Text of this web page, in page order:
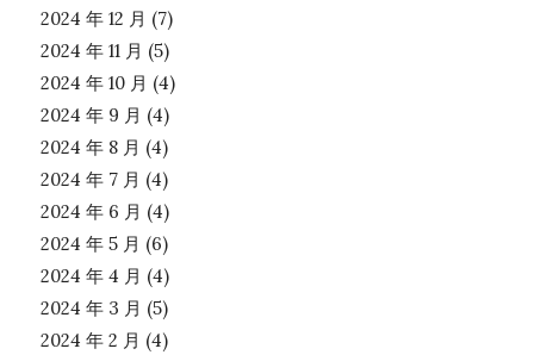
2024 年 12 月 (7)
2024 年 11 月 (5)
2024 年 10 月 (4)
2024 年 9 月 (4)
2024 年 8 月 (4)
2024 年 7 月 (4)
2024 年 6 月 (4)
2024 年 5 月 (6)
2024 年 4 月 (4)
2024 年 3 月 (5)
2024 年 2 月 (4)